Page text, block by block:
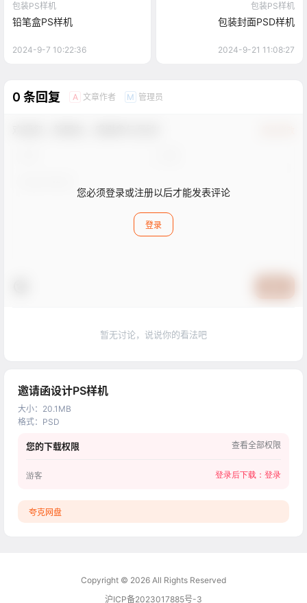
包装PS样机
铅笔盒PS样机
2024-9-7 10:22:36
包装PS样机
包装封面PSD样机
2024-9-21 11:08:27
0 条回复 A 文章作者 M 管理员
您必须登录或注册以后才能发表评论
登录
暂无讨论，说说你的看法吧
邀请函设计PS样机
大小： 20.1MB
格式： PSD
您的下载权限 查看全部权限
游客 登录后下载： 登录
夸克网盘
Copyright © 2026 All Rights Reserved
沪ICP备2023017885号-3